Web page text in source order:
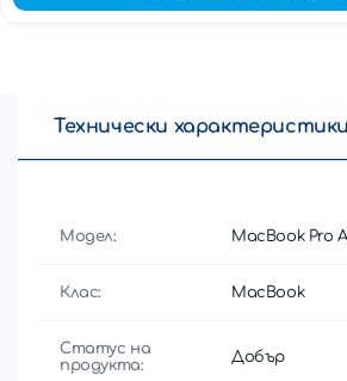
Технически характеристики
Модел: MacBook Pro
Клас: MacBook
Статус на
продукта:
Добър